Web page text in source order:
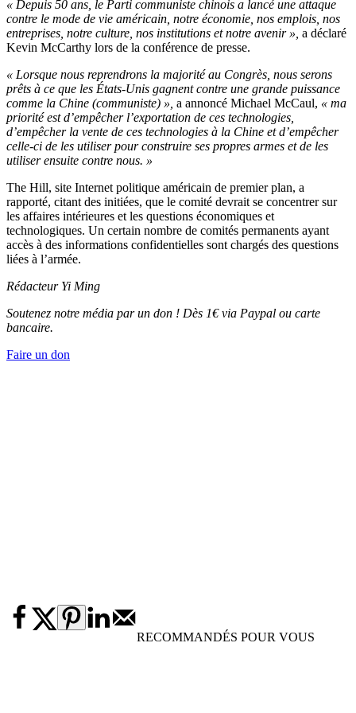
« Depuis 50 ans, le Parti communiste chinois a lancé une attaque
contre le mode de vie américain, notre économie, nos emplois, nos
entreprises, notre culture, nos institutions et notre avenir », a déclaré
Kevin McCarthy lors de la conférence de presse.
« Lorsque nous reprendrons la majorité au Congrès, nous serons
prêts à ce que les États-Unis gagnent contre une grande puissance
comme la Chine (communiste) », a annoncé Michael McCaul, « ma
priorité est d’empêcher l’exportation de ces technologies,
d’empêcher la vente de ces technologies à la Chine et d’empêcher
celle-ci de les utiliser pour construire ses propres armes et de les
utiliser ensuite contre nous. »
The Hill, site Internet politique américain de premier plan, a
rapporté, citant des initiées, que le comité devrait se concentrer sur
les affaires intérieures et les questions économiques et
technologiques. Un certain nombre de comités permanents ayant
accès à des informations confidentielles sont chargés des questions
liées à l’armée.
Rédacteur Yi Ming
Soutenez notre média par un don ! Dès 1€ via Paypal ou carte
bancaire.
Faire un don
RECOMMANDÉS POUR VOUS